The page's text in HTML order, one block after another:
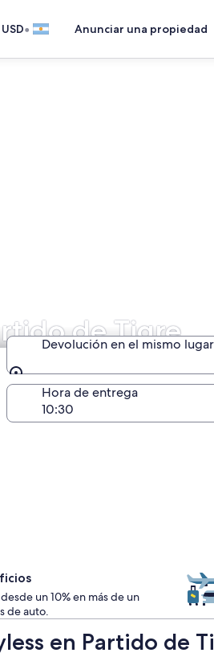
USD• Anunciar una propiedad
de Tigre
Devolución en el mismo
Devolución en el mismo
Hora de entrega
un 10% en más de un
de auto.
en Partido de